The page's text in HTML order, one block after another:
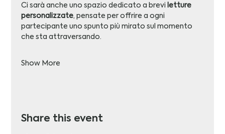
Ci sarà anche uno spazio dedicato a brevi letture
personalizzate, pensate per offrire a ogni
partecipante uno spunto più mirato sul momento
che sta attraversando.
Show More
Share this event